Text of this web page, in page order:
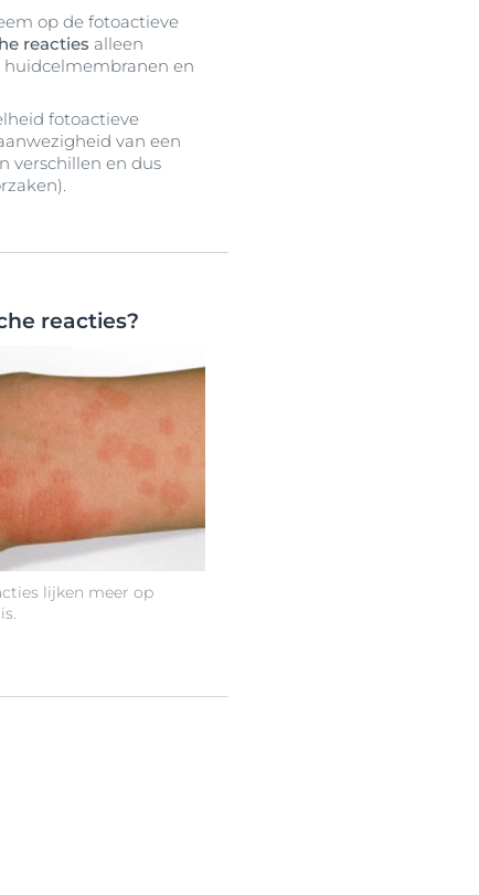
op de fotoactieve
reacties alleen
huidcelmembranen en
fotoactieve
van een
verschillen en dus
reacties?
lijken meer op